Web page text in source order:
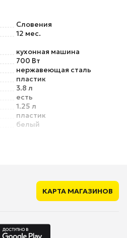
Словения
12 мес.
кухонная машина
700 Вт
нержавеющая сталь
пластик
3.8 л
есть
1.25 л
пластик
белый
для цитрусовых
нет
КАРТА МАГАЗИНОВ